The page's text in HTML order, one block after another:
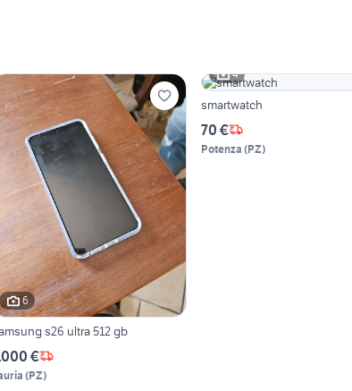
6
s26 ultra 512 gb
€
(PZ)
4
smartwatch
70 €
Potenza (PZ)